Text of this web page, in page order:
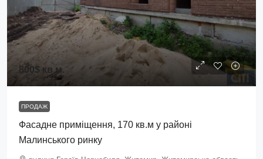
800$ кв.м.
ПРОДАЖ
Фасадне приміщення, 170 кв.м у районі
Малинського ринку